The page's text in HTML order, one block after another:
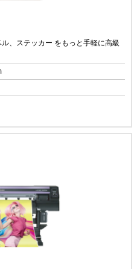
、ステッカー をもっと手軽に高級